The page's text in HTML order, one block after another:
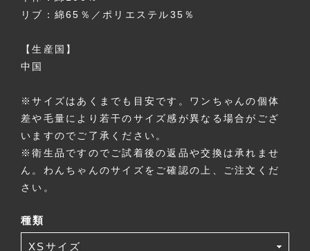
リブ：綿65％／ポリエステル35％
【生産国】
中国
※サイズはあくまでも目安です。ワンちゃんの個体
差や毛量により若干のサイズ感が異なる場合がござ
いますのでご了承ください。
※衛生品ですのでご試着後の返品や交換は承れませ
ん。わんちゃんのサイズをご確認の上、ご注文くだ
さい。
種類